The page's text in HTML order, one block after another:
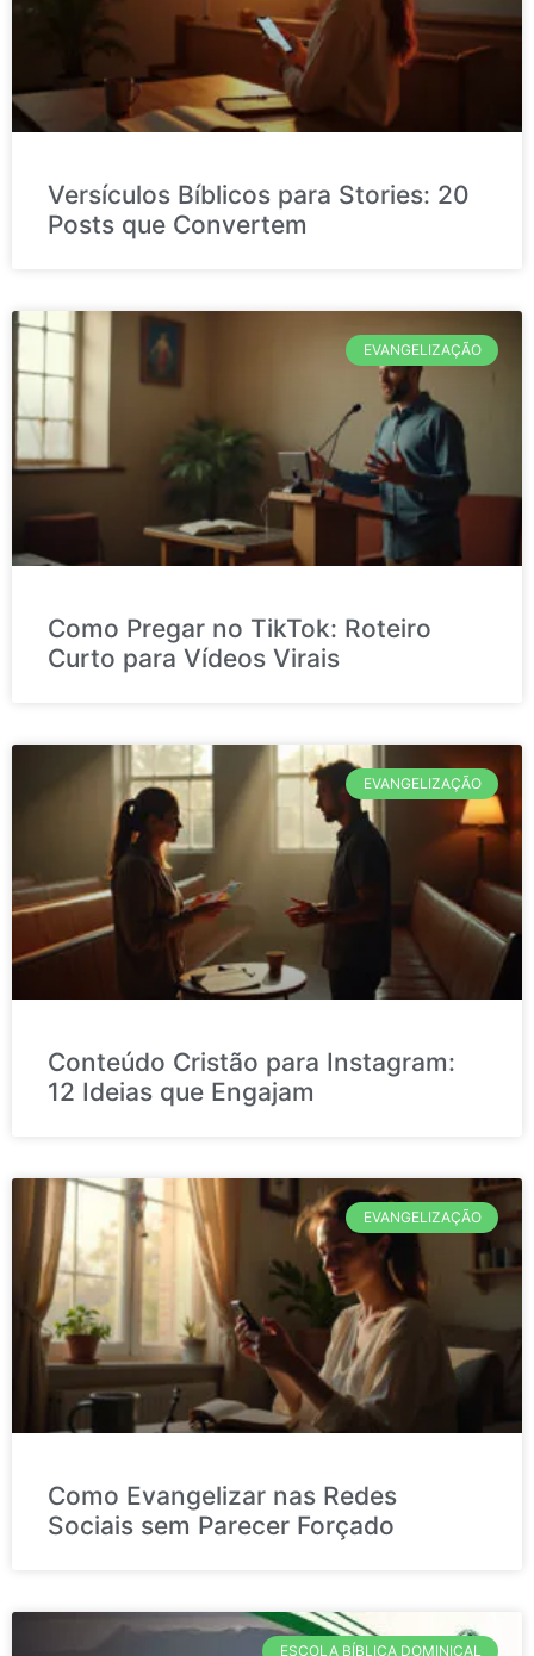
Versículos Bíblicos para Stories: 20
Posts que Convertem
EVANGELIZAÇÃO
Como Pregar no TikTok: Roteiro
Curto para Vídeos Virais
EVANGELIZAÇÃO
Conteúdo Cristão para Instagram:
12 Ideias que Engajam
EVANGELIZAÇÃO
Como Evangelizar nas Redes
Sociais sem Parecer Forçado
ESCOLA BÍBLICA DOMINICAL